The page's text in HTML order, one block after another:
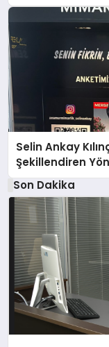
Selin Ankay
Şekillendiren
Son Dakika